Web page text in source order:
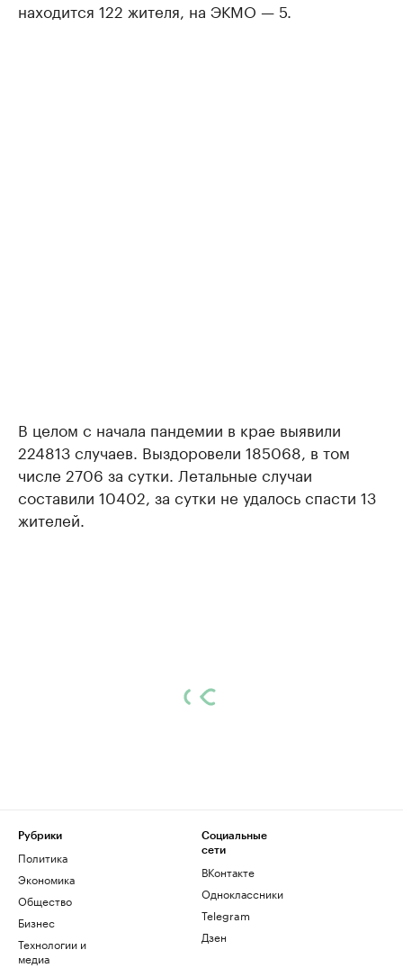
находится 122 жителя, на ЭКМО — 5.
В целом с начала пандемии в крае выявили
224813 случаев. Выздоровели 185068, в том
числе 2706 за сутки. Летальные случаи
составили 10402, за сутки не удалось спасти 13
жителей.
Рубрики
Политика
Экономика
Общество
Бизнес
Технологии и
медиа
Социальные
сети
ВКонтакте
Одноклассники
Telegram
Дзен